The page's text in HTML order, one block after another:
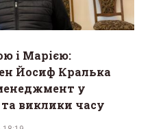
і Марією:
Йосиф Кралька
у
виклики часу